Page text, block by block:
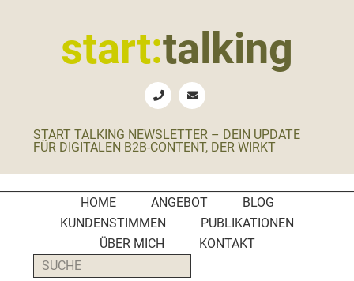
start:talking
B2B-
Social
Media
Manager
PR-
Agenturen
START TALKING NEWSLETTER – DEIN UPDATE
FÜR DIGITALEN B2B-CONTENT, DER WIRKT
HOME ANGEBOT
BLOG
KUNDENSTIMMEN
PUBLIKATIONEN
ÜBER MICH
KONTAKT
SUCHE